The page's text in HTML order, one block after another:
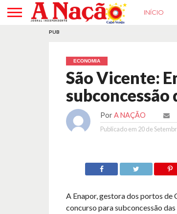
INÍCIO
PUB
ECONOMIA
São Vicente:
subconcessão
Por A NAÇÃO
Publicado em 20 de
A Enapor, gestora dos portos de
concurso para subconcessão